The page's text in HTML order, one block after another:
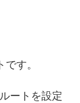
す。
ートを設定